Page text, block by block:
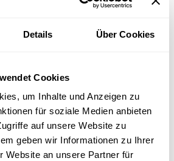
Details Über Cookies
Cookies
um Inhalte und Anzeigen zu
für soziale Medien anbieten
auf unsere Website zu
geben wir Informationen zu Ihrer
Website an unsere Partner für
, Sale %